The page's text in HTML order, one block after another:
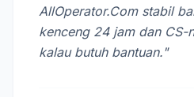
AllOperator.Com stabil
kenceng 24 jam dan CS-
kalau butuh bantuan."